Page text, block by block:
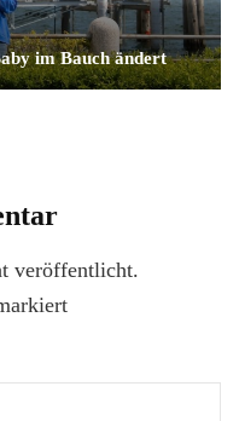
im Bauch ändert
veröffentlicht.